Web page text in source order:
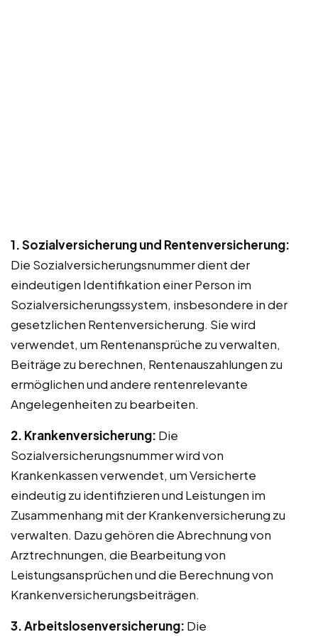
1. Sozialversicherung und Rentenversicherung:
Die Sozialversicherungsnummer dient der
eindeutigen Identifikation einer Person im
Sozialversicherungssystem, insbesondere in der
gesetzlichen Rentenversicherung. Sie wird
verwendet, um Rentenansprüche zu verwalten,
Beiträge zu berechnen, Rentenauszahlungen zu
ermöglichen und andere rentenrelevante
Angelegenheiten zu bearbeiten.
2. Krankenversicherung: Die
Sozialversicherungsnummer wird von
Krankenkassen verwendet, um Versicherte
eindeutig zu identifizieren und Leistungen im
Zusammenhang mit der Krankenversicherung zu
verwalten. Dazu gehören die Abrechnung von
Arztrechnungen, die Bearbeitung von
Leistungsansprüchen und die Berechnung von
Krankenversicherungsbeiträgen.
3. Arbeitslosenversicherung: Die